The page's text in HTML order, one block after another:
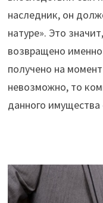
наследник, он
натуре». Это
возвращено
получено на
невозможно, то
данного имущества